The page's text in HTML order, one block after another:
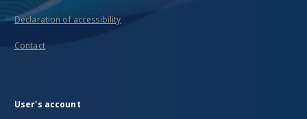
Declaration of accessibility
Contact
User's account